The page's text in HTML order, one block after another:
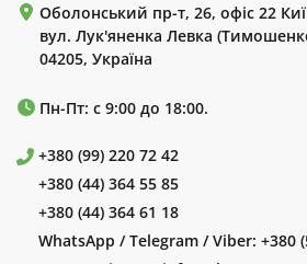
Оболонський пр-т, 26, офіс 22
вул. Лук'яненка Левка
04205, Україна
Пн-Пт: с 9:00 до 18:00.
+380 (99) 220 72 42
+380 (44) 364 55 85
+380 (44) 364 61 18
WhatsApp / Telegram / Viber: +380